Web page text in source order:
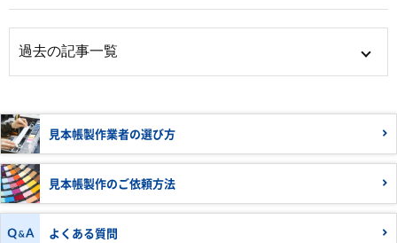
見本帳製作業者の選び方
見本帳製作のご依頼方法
よくある質問